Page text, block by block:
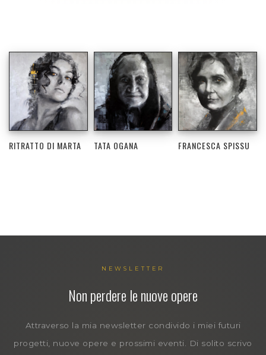
RITRATTO DI MARTA TATA OGANA FRANCESCA SPISSU
NEWSLETTER
Non perdere le nuove opere
Attraverso la mia newsletter condivido i miei futuri
progetti, nuove opere e prossimi eventi. Di solito scrivo